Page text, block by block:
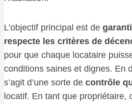
L’objectif principal est de
respecte les critères de
pour que chaque locataire
conditions saines et dignes. En
s’agit d’une sorte de contrôle
locatif. En tant que propriétaire,